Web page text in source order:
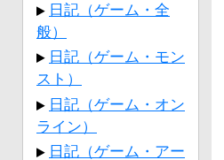
日記（ゲーム・全
般）
日記（ゲーム・モン
スト）
日記（ゲーム・オン
ライン）
日記（ゲーム・アー